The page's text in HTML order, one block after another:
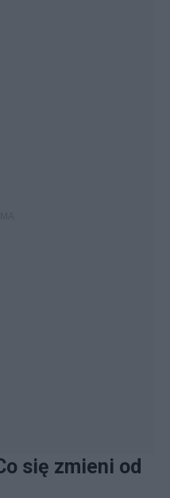
się zmieni od